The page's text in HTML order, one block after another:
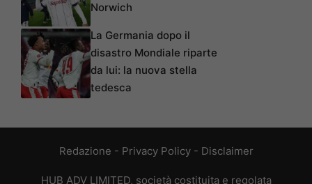
Norwich
La Germania dopo il
disastro Mondiale riparte
da lui: la nuova stella
tedesca
Redazione - Privacy Policy- Disclaimer
HUB ADV LIMITED, società costituita e regolata